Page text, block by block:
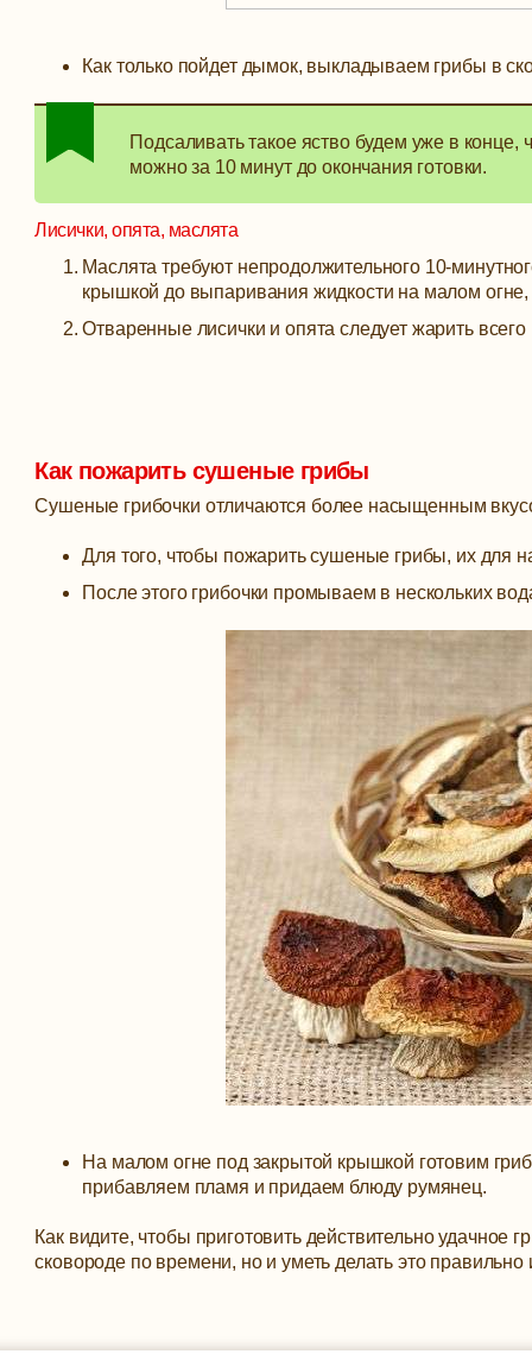
Как только пойдет дымок, выкладываем грибы в
Подсаливать такое яство будем уже в конце,
можно за 10 минут до окончания готовки.
Лисички, опята, маслята
Маслята требуют непродолжительного 10-
крышкой до выпаривания жидкости на малом
Отваренные лисички и опята следует жарить всего
Как пожарить сушеные грибы
Сушеные грибочки отличаются более насыщенным
Для того, чтобы пожарить сушеные грибы, их для
После этого грибочки промываем в нескольких
На малом огне под закрытой крышкой готовим
прибавляем пламя и придаем блюду румянец.
Как видите, чтобы приготовить действительно удачное
сковороде по времени, но и уметь делать это правильно